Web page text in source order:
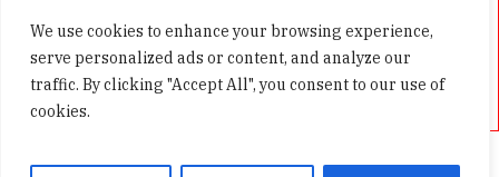
We use cookies to enhance your browsing experience,
serve personalized ads or content, and analyze our
traffic. By clicking "Accept All", you consent to our use of
cookies.
Acasă Confidentialitate GDPR